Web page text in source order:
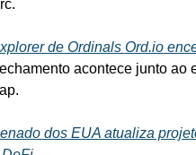
de Ordinals Ord.io
acontece junto ao
dos EUA atualiza